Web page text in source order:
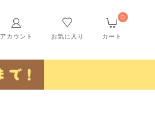
アカウント お気に入り カート
0